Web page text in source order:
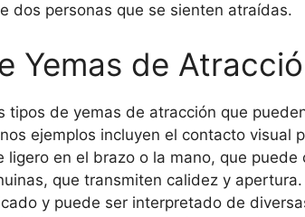
dos personas que se sienten atraídas.
Yemas de
tipos de yemas de atracción que
ejemplos incluyen el contacto visual
ligero en el brazo o la mano, que
que transmiten calidez y
y puede ser interpretado de